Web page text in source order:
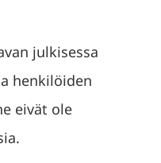
julkisessa
henkilöiden
eivät ole